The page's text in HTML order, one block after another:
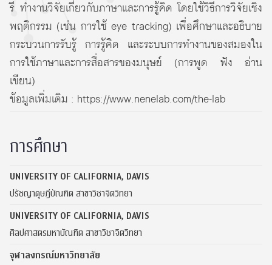
รี ทำงานวิจัยเกี่ยวกับภาษาและการรู้คิด โดยใช้วิธีการวิจัยเชิง
พฤติกรรม (เช่น การใช้ eye tracking) เพื่อศึกษาและอธิบาย
กระบวนการรับรู้ การรู้คิด และระบบการทำงานของสมองใน
การใช้ภาษาและการสื่อสารของมนุษย์ (การพูด ฟัง อ่าน
เขียน)
ข้อมูลเพิ่มเติม : https://www.nenelab.com/the-lab
การศึกษา
UNIVERSITY OF CALIFORNIA, DAVIS
ปรัชญาดุษฎีบัณฑิต สาขาวิชาจิตวิทยา
UNIVERSITY OF CALIFORNIA, DAVIS
ศิลปศาสตรมหาบัณฑิต สาขาวิชาจิตวิทยา
จุฬาลงกรณ์มหาวิทยาลัย